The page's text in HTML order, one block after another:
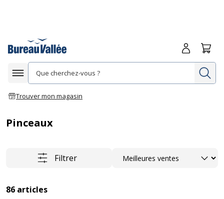
Afficher la navigation
Trouver mon magasin
Me
Pinceaux
Filtrer Trier
86 articles